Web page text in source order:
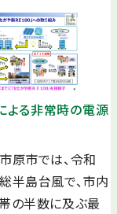
よる非常時の電源
原市では、令和
半島台風で、市内
の半数に及ぶ最